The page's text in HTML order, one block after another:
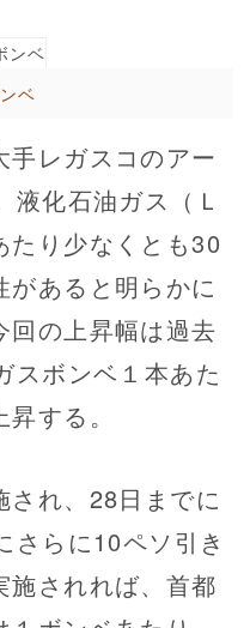
ベ
レガスコのアー
液化石油ガス（Ｌ
たり少なくとも30
あると明らかに
回の上昇幅は過去
スボンベ１本あた
する。
れ、28日までに
さらに10ペソ引き
施されれば、首都